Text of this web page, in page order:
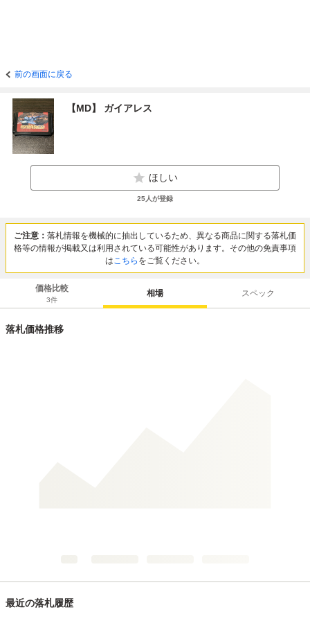
前の画面に戻る
【MD】 ガイアレス
ほしい
25人が登録
ご注意： 落札情報を機械的に抽出しているため、異なる商品に関する落札価
格等の情報が掲載又は利用されている可能性があります。その他の免責事項
はこちら をご覧ください。
価格比較
3件
相場 スペック
落札価格推移
最近の落札履歴